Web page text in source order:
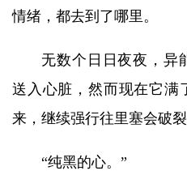
情绪，都去到了哪里。
无数个日日夜夜，异
送入心脏，然而现在它满
来，继续强行往里塞会破裂
“纯黑的心。”